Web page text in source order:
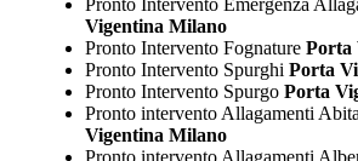
Pronto Intervento Emergenza
Vigentina Milano
Pronto Intervento FognaturePorta
Pronto Intervento Spurghi Porta
Pronto Intervento SpurgoPorta
Pronto intervento Allagamenti
Vigentina Milano